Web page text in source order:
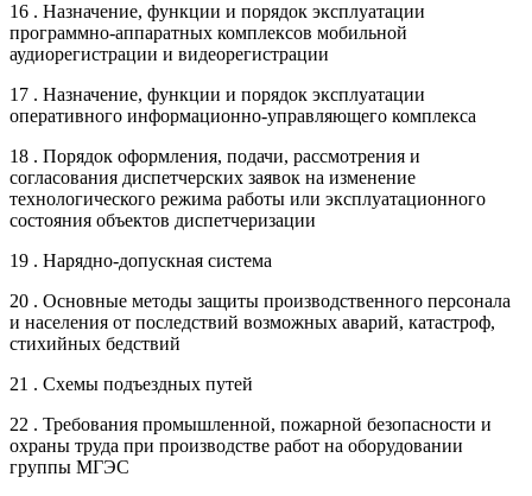
16 . Назначение, функции и порядок эксплуатации
программно-аппаратных комплексов мобильной
аудиорегистрации и видеорегистрации
17 . Назначение, функции и порядок эксплуатации
оперативного информационно-управляющего комплекса
18 . Порядок оформления, подачи, рассмотрения и
согласования диспетчерских заявок на изменение
технологического режима работы или эксплуатационного
состояния объектов диспетчеризации
19 . Нарядно-допускная система
20 . Основные методы защиты производственного персонала
и населения от последствий возможных аварий, катастроф,
стихийных бедствий
21 . Схемы подъездных путей
22 . Требования промышленной, пожарной безопасности и
охраны труда при производстве работ на оборудовании
группы МГЭС